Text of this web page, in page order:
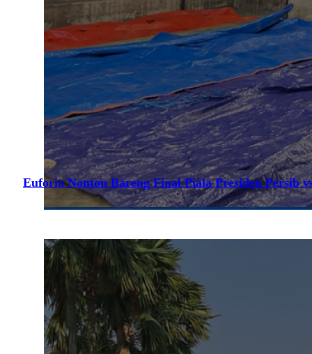
Euforia Nonton Bareng Final Piala Presiden Persib